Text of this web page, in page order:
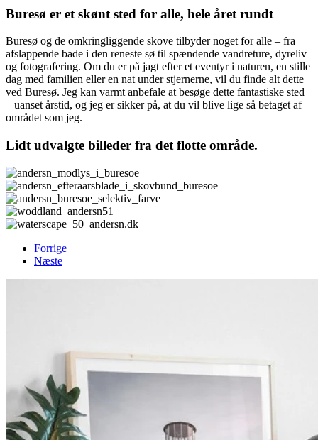
Buresø er et skønt sted for alle, hele året rundt
Buresø og de omkringliggende skove tilbyder noget for alle – fra
afslappende bade i den reneste sø til spændende vandreture, dyreliv
og fotografering. Om du er på jagt efter et eventyr i naturen, en stille
dag med familien eller en nat under stjernerne, vil du finde alt dette
ved Buresø. Jeg kan varmt anbefale at besøge dette fantastiske sted
– uanset årstid, og jeg er sikker på, at du vil blive lige så betaget af
området som jeg.
Lidt udvalgte billeder fra det flotte område.
Forrige
Næste